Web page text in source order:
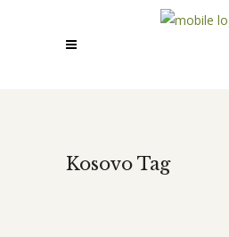
Kosovo Tag